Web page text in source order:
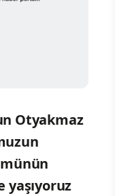
Otyakmaz